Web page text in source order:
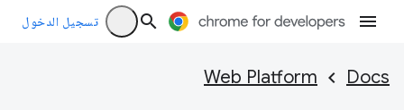
تسجيل الدخول
Docs
Web Platform